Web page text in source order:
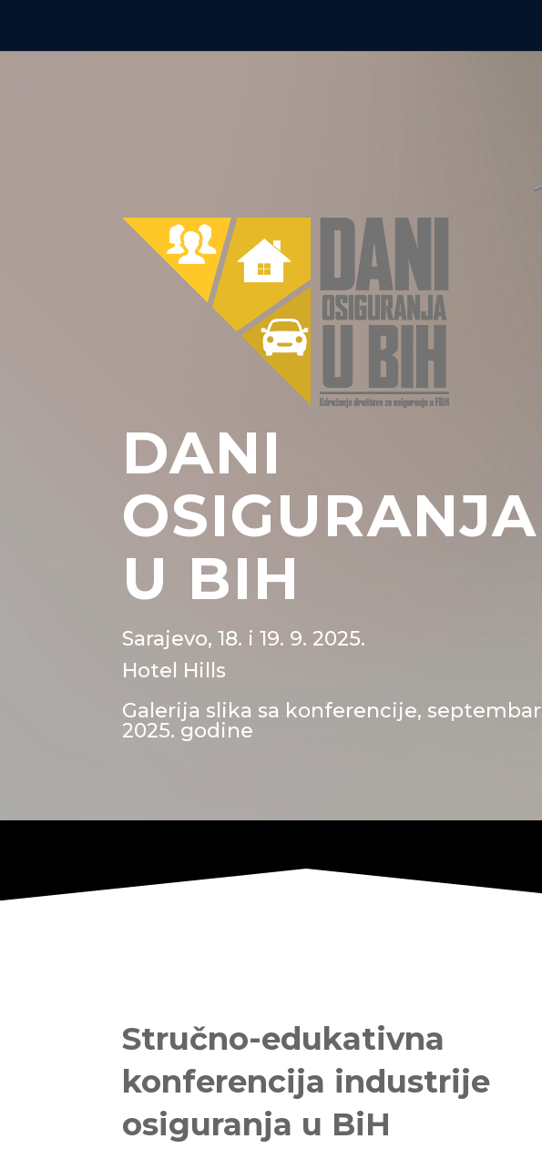
DANI
OSIGURANJA
U BIH
Sarajevo, 18. i 19. 9. 2025.
Hotel Hills
Galerija slika sa konferencije, septembar
2025. godine
Stručno-edukativna
konferencija industrije
osiguranja u BiH